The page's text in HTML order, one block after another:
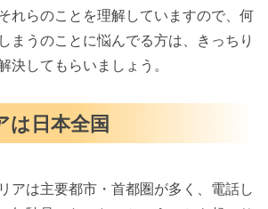
れらのことを理解していますので、何
まうのことに悩んでる方は、きっちり
決してもらいましょう。
は日本全国
アは主要都市・首都圏が多く、電話し